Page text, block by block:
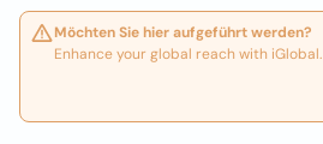
Möchten Sie hier aufgeführt werden?
Enhance your global reach with iGlobal.